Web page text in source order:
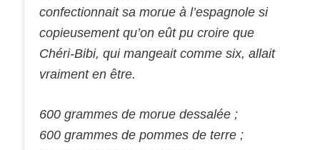
confectionnait sa morue à l’espagnole si
copieusement qu’on eût pu croire que
Chéri-Bibi, qui mangeait comme six, allait
vraiment en être.
600 grammes de morue dessalée ;
600 grammes de pommes de terre ;